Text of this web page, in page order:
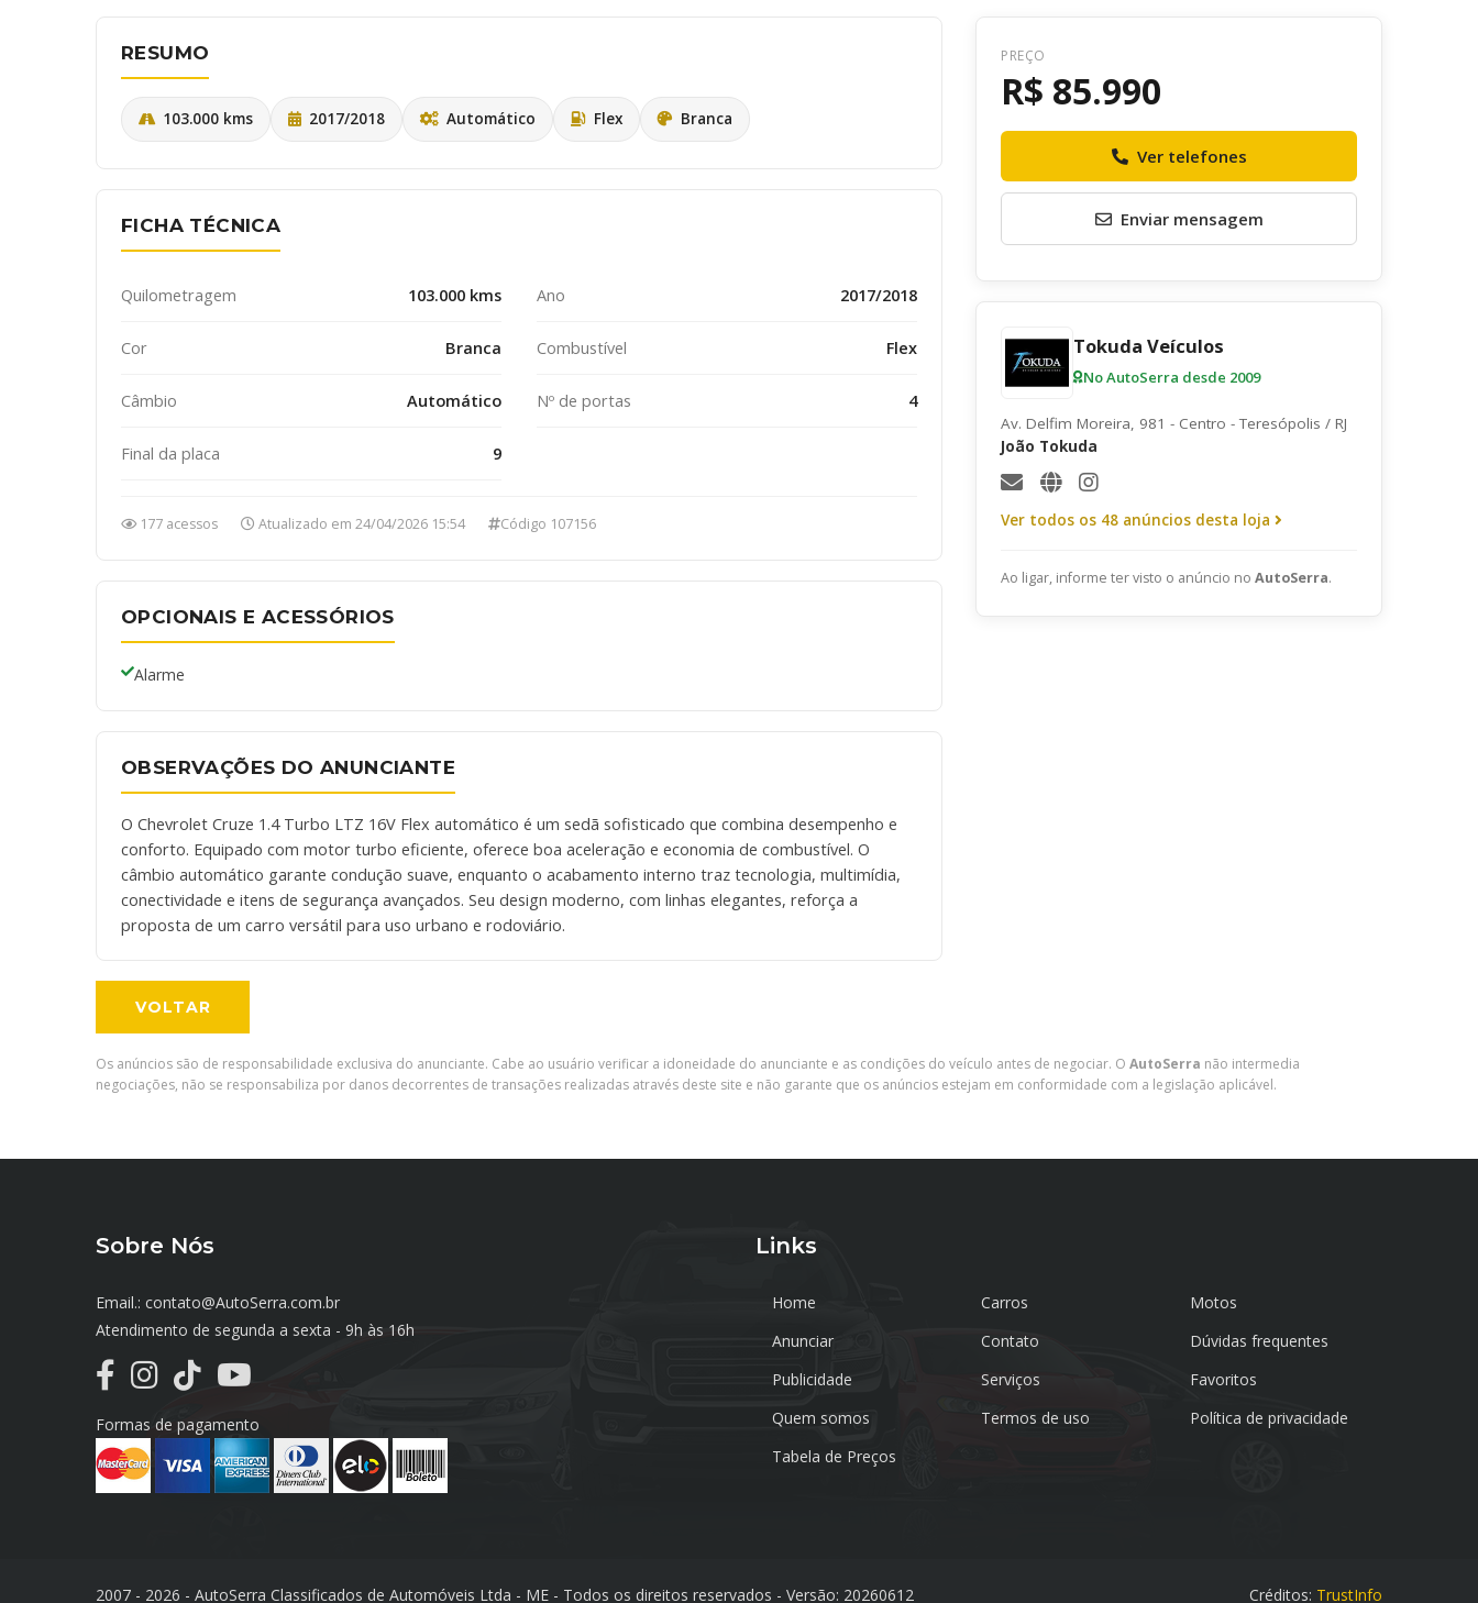
RESUMO
103.000 kms 2017/2018 Automático Flex Branca
FICHA TÉCNICA
Quilometragem 103.000 kms Ano 2017/2018
Cor Branca Combustível Flex
Câmbio Automático Nº de portas 4
Final da placa 9
177 acessos Atualizado em 24/04/2026 15:54 Código 107156
OPCIONAIS E ACESSÓRIOS
Alarme
OBSERVAÇÕES DO ANUNCIANTE
O Chevrolet Cruze 1.4 Turbo LTZ 16V Flex automático é um sedã sofisticado que combina desempenho e
conforto. Equipado com motor turbo eficiente, oferece boa aceleração e economia de combustível. O
câmbio automático garante condução suave, enquanto o acabamento interno traz tecnologia, multimídia,
conectividade e itens de segurança avançados. Seu design moderno, com linhas elegantes, reforça a
proposta de um carro versátil para uso urbano e rodoviário.
PREÇO
R$ 85.990
Ver telefones
Enviar mensagem
Envie uma mensagem ao anunciante
Receber informativos do AutoSerra e parceiros
Tokuda Veículos
No AutoSerra desde 2009
Av. Delfim Moreira, 981 - Centro - Teresópolis / RJ
João Tokuda
Ver todos os 48 anúncios desta loja
Ao ligar, informe ter visto o anúncio no AutoSerra.
VOLTAR
Os anúncios são de responsabilidade exclusiva do anunciante. Cabe ao usuário verificar a idoneidade do anunciante e as condições do veículo antes de negociar. O AutoSerra não intermedia
negociações, não se responsabiliza por danos decorrentes de transações realizadas através deste site e não garante que os anúncios estejam em conformidade com a legislação aplicável.
Sobre Nós
Email.: contato@AutoSerra.com.br
Atendimento de segunda a sexta - 9h às 16h
Formas de pagamento
Links
Home Carros
Motos
Anunciar
Contato
Dúvidas frequentes
Publicidade
Serviços
Favoritos
Quem somos
Termos de uso
Política de privacidade
Tabela de Preços
2007 - 2026 - AutoSerra Classificados de Automóveis Ltda - ME - Todos os direitos reservados - Versão: 20260612 Créditos: TrustInfo